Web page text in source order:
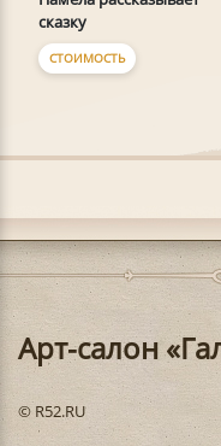
сказку
СТОИМОСТЬ
Арт-салон
© R52.RU